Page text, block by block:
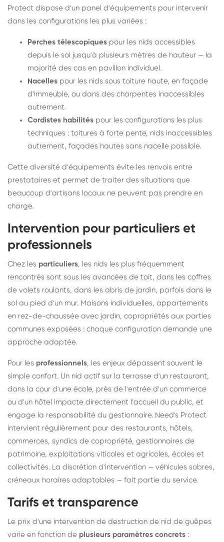
Protect dispose d'un panel d'équipements pour intervenir
dans les configurations les plus variées :
Perches télescopiques pour les nids accessibles
depuis le sol jusqu'à plusieurs mètres de hauteur — la
majorité des cas en pavillon individuel.
Nacelles pour les nids sous toiture haute, en façade
d'immeuble, ou dans des charpentes inaccessibles
autrement.
Cordistes habilités pour les configurations les plus
techniques : toitures à forte pente, nids inaccessibles
autrement, façades hautes sans nacelle possible.
Cette diversité d'équipements évite les renvois entre
prestataires et permet de traiter des situations que
beaucoup d'artisans locaux ne peuvent pas prendre en
charge.
Intervention pour particuliers et
professionnels
Chez les particuliers, les nids les plus fréquemment
rencontrés sont sous les avancées de toit, dans les coffres
de volets roulants, dans les abris de jardin, parfois dans le
sol au pied d'un mur. Maisons individuelles, appartements
en rez-de-chaussée avec jardin, copropriétés aux parties
communes exposées : chaque configuration demande une
approche adaptée.
Pour les professionnels, les enjeux dépassent souvent le
simple confort. Un nid actif sur la terrasse d'un restaurant,
dans la cour d'une école, près de l'entrée d'un commerce
ou d'un hôtel impacte directement l'accueil du public, et
engage la responsabilité du gestionnaire. Need's Protect
intervient régulièrement pour des restaurants, hôtels,
commerces, syndics de copropriété, gestionnaires de
patrimoine, exploitations viticoles et agricoles, écoles et
collectivités. La discrétion d'intervention — véhicules sobres,
créneaux horaires adaptables — fait partie du service.
Tarifs et transparence
Le prix d'une intervention de destruction de nid de guêpes
varie en fonction de plusieurs paramètres concrets :